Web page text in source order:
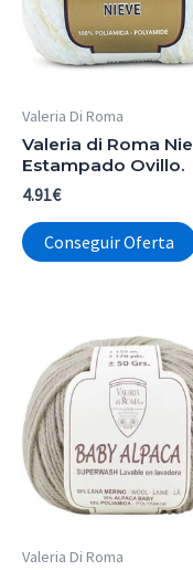
Valeria Di Roma
Valeria di Roma
Estampado Ovillo.
4.91€
Conseguir Oferta
Valeria Di Roma